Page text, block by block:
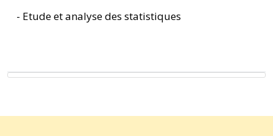
- Etude et analyse des statistiques